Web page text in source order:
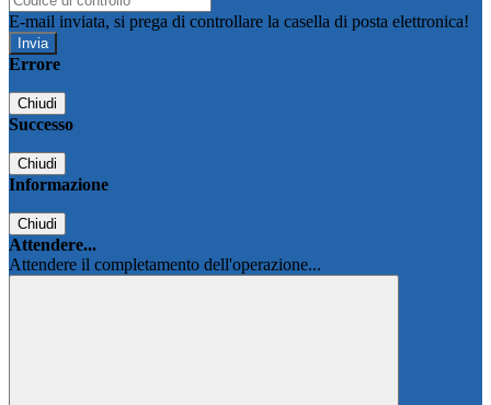
E-mail inviata, si prega di controllare la casella di posta elettronica!
Errore
Chiudi
Successo
Chiudi
Informazione
Chiudi
Attendere...
Attendere il completamento dell'operazione...